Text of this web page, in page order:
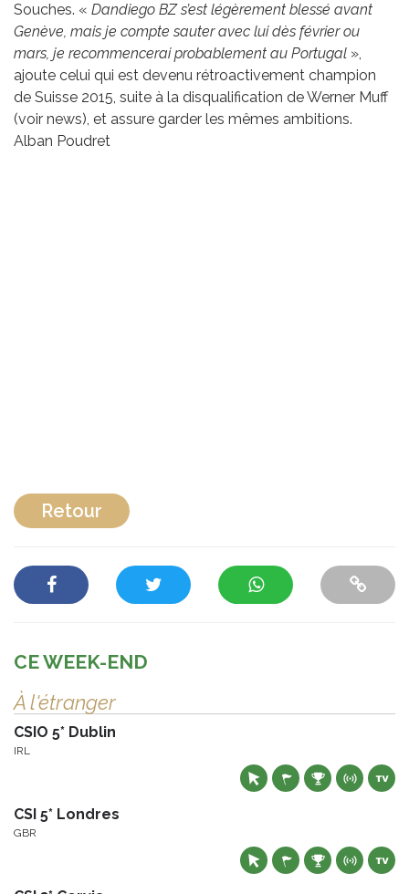
Souches. « Dandiego BZ s’est légèrement blessé avant
Genève, mais je compte sauter avec lui dès février ou
mars, je recommencerai probablement au Portugal »,
ajoute celui qui est devenu rétroactivement champion
de Suisse 2015, suite à la disqualification de Werner Muff
(voir news), et assure garder les mêmes ambitions.
Alban Poudret
Retour
CE WEEK-END
À l'étranger
CSIO 5* Dublin
IRL
CSI 5* Londres
GBR